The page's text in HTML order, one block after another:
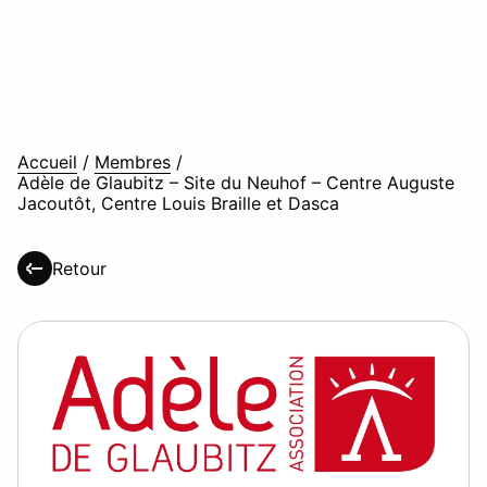
Accueil / Membres /
Adèle de Glaubitz – Site du Neuhof – Centre Auguste
Jacoutôt, Centre Louis Braille et Dasca
Retour